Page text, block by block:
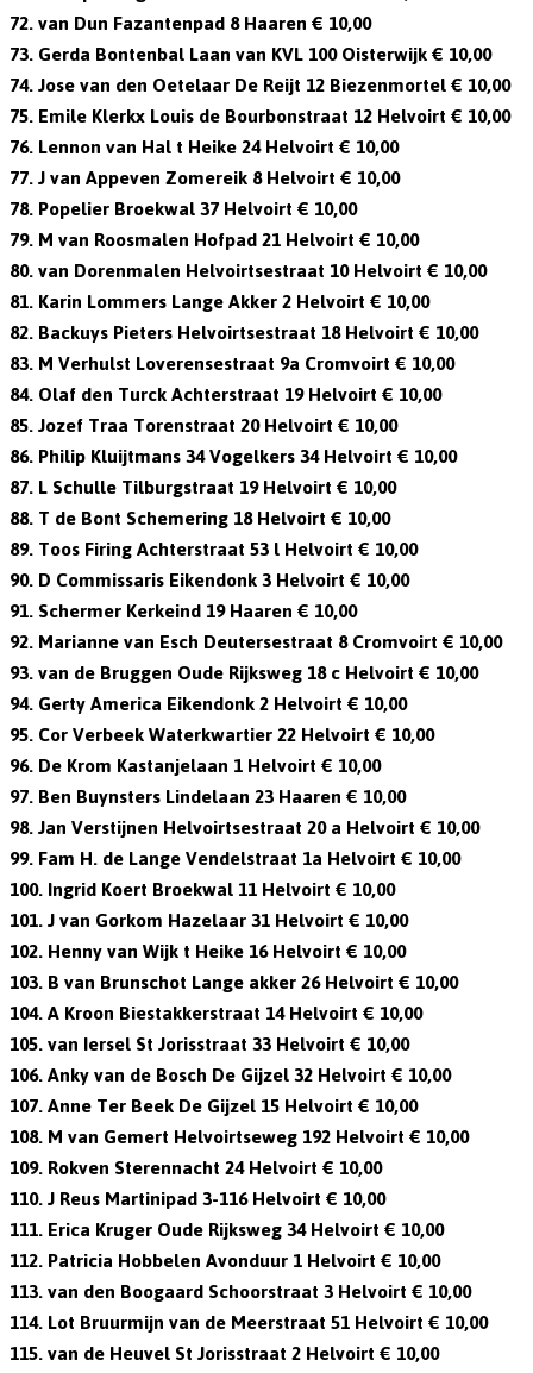
72. van Dun Fazantenpad 8 Haaren € 10,00
73. Gerda Bontenbal Laan van KVL 100 Oisterwijk € 10,00
74. Jose van den Oetelaar De Reijt 12 Biezenmortel € 10,00
75. Emile Klerkx Louis de Bourbonstraat 12 Helvoirt € 10,00
76. Lennon van Hal t Heike 24 Helvoirt € 10,00
77. J van Appeven Zomereik 8 Helvoirt € 10,00
78. Popelier Broekwal 37 Helvoirt € 10,00
79. M van Roosmalen Hofpad 21 Helvoirt € 10,00
80. van Dorenmalen Helvoirtsestraat 10 Helvoirt € 10,00
81. Karin Lommers Lange Akker 2 Helvoirt € 10,00
82. Backuys Pieters Helvoirtsestraat 18 Helvoirt € 10,00
83. M Verhulst Loverensestraat 9a Cromvoirt € 10,00
84. Olaf den Turck Achterstraat 19 Helvoirt € 10,00
85. Jozef Traa Torenstraat 20 Helvoirt € 10,00
86. Philip Kluijtmans 34 Vogelkers 34 Helvoirt € 10,00
87. L Schulle Tilburgstraat 19 Helvoirt € 10,00
88. T de Bont Schemering 18 Helvoirt € 10,00
89. Toos Firing Achterstraat 53 l Helvoirt € 10,00
90. D Commissaris Eikendonk 3 Helvoirt € 10,00
91. Schermer Kerkeind 19 Haaren € 10,00
92. Marianne van Esch Deutersestraat 8 Cromvoirt € 10,00
93. van de Bruggen Oude Rijksweg 18 c Helvoirt € 10,00
94. Gerty America Eikendonk 2 Helvoirt € 10,00
95. Cor Verbeek Waterkwartier 22 Helvoirt € 10,00
96. De Krom Kastanjelaan 1 Helvoirt € 10,00
97. Ben Buynsters Lindelaan 23 Haaren € 10,00
98. Jan Verstijnen Helvoirtsestraat 20 a Helvoirt € 10,00
99. Fam H. de Lange Vendelstraat 1a Helvoirt € 10,00
100. Ingrid Koert Broekwal 11 Helvoirt € 10,00
101. J van Gorkom Hazelaar 31 Helvoirt € 10,00
102. Henny van Wijk t Heike 16 Helvoirt € 10,00
103. B van Brunschot Lange akker 26 Helvoirt € 10,00
104. A Kroon Biestakkerstraat 14 Helvoirt € 10,00
105. van Iersel St Jorisstraat 33 Helvoirt € 10,00
106. Anky van de Bosch De Gijzel 32 Helvoirt € 10,00
107. Anne Ter Beek De Gijzel 15 Helvoirt € 10,00
108. M van Gemert Helvoirtseweg 192 Helvoirt € 10,00
109. Rokven Sterennacht 24 Helvoirt € 10,00
110. J Reus Martinipad 3-116 Helvoirt € 10,00
111. Erica Kruger Oude Rijksweg 34 Helvoirt € 10,00
112. Patricia Hobbelen Avonduur 1 Helvoirt € 10,00
113. van den Boogaard Schoorstraat 3 Helvoirt € 10,00
114. Lot Bruurmijn van de Meerstraat 51 Helvoirt € 10,00
115. van de Heuvel St Jorisstraat 2 Helvoirt € 10,00